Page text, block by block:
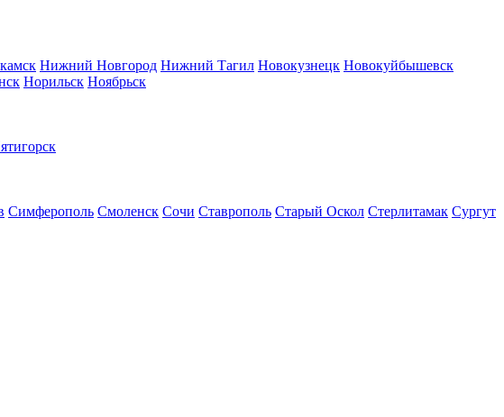
Нижний Новгород Нижний Тагил Новокузнецк Новокуйбышевск
Норильск Ноябрьск
Симферополь Смоленск Сочи Ставрополь Старый Оскол Стерлитамак Сургут